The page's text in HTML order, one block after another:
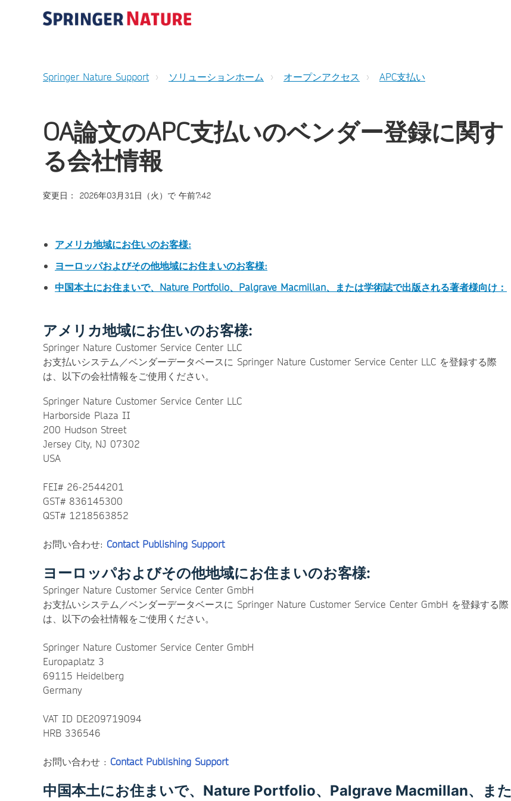
Springer Nature Support ソリューションホーム オープンアクセス APC支払い
OA論文のAPC支払いのベンダー登録に関す
る会社情報
変更日： 2026年03月31日（火）で 午前7:42
アメリカ地域にお住いのお客様:
ヨーロッパおよびその他地域にお住まいのお客様:
中国本土にお住まいで、Nature Portfolio、Palgrave Macmillan、または学術誌で出版される著者様向け：
アメリカ地域にお住いのお客様:
Springer Nature Customer Service Center LLC
お支払いシステム／ベンダーデータベースに Springer Nature Customer Service Center LLC を登録する際
は、以下の会社情報をご使用ください。
Springer Nature Customer Service Center LLC
Harborside Plaza II
200 Hudson Street
Jersey City, NJ 07302
USA
FEI# 26-2544201
GST# 836145300
QST# 1218563852
お問い合わせ: Contact Publishing Support
ヨーロッパおよびその他地域にお住まいのお客様:
Springer Nature Customer Service Center GmbH
お支払いシステム／ベンダーデータベースに Springer Nature Customer Service Center GmbH を登録する際
は、以下の会社情報をご使用ください。
Springer Nature Customer Service Center GmbH
Europaplatz 3
69115 Heidelberg
Germany
VAT ID DE209719094
HRB 336546
お問い合わせ : Contact Publishing Support
中国本土にお住まいで、Nature Portfolio、Palgrave Macmillan、また